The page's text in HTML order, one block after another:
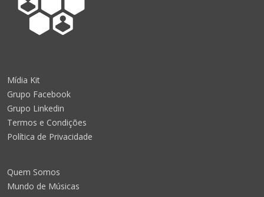
Mídia Kit
Grupo Facebook
Grupo Linkedin
Termos e Condições
Política de Privacidade
Quem Somos
Mundo de Músicas